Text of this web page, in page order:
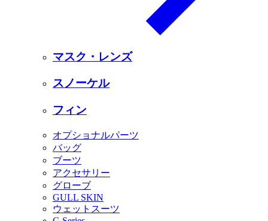
マスク・レンズ
スノーケル
フィン
オプショナルパーツ
バッグ
ブーツ
アクセサリー
グローブ
GULL SKIN
ウェットスーツ